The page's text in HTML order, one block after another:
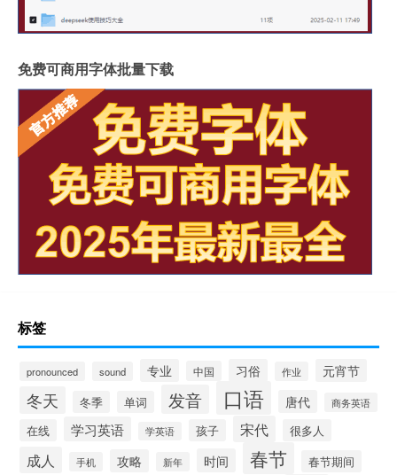
免费可商用字体批量下载
标签
pronounced sound 专业 中国 习俗 作业 元宵节
冬天 冬季 单词 发音 口语 唐代 商务英语
在线 学习英语 学英语 孩子 宋代 很多人
成人 手机 攻略 新年 时间 春节
春节期间